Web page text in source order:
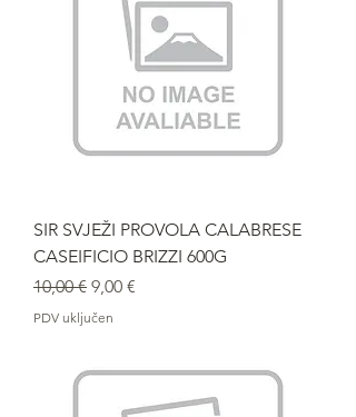
SIR SVJEŽI PROVOLA CALABRESE
CASEIFICIO BRIZZI 600G
Redovna cijena
10,00 € Cijena s popustom
9,00 €
PDV uključen